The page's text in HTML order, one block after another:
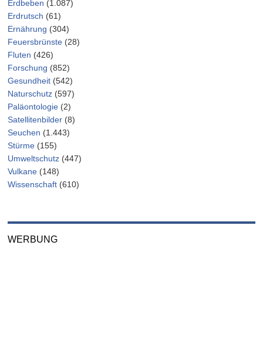
Erdbeben (1.087)
Erdrutsch (61)
Ernährung (304)
Feuersbrünste (28)
Fluten (426)
Forschung (852)
Gesundheit (542)
Naturschutz (597)
Paläontologie (2)
Satellitenbilder (8)
Seuchen (1.443)
Stürme (155)
Umweltschutz (447)
Vulkane (148)
Wissenschaft (610)
WERBUNG